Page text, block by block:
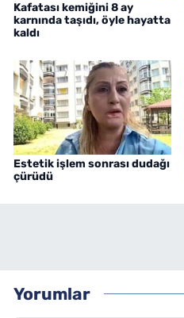
Kafatası kemiğini 8 ay
karnında taşıdı, öyle hayatta
kaldı
Estetik işlem sonrası dudağı
çürüdü
Yorumlar